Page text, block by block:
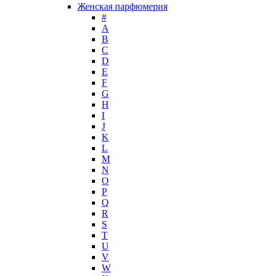
Helena Rubinstein
Histoires de Parfums
Humiecki & Graef
Jacques Bogart Group
Jean Paul Gaultier
Женская парфюмерия
#
А
B
C
D
E
F
G
H
I
J
K
L
M
N
O
P
Q
R
S
T
U
V
W